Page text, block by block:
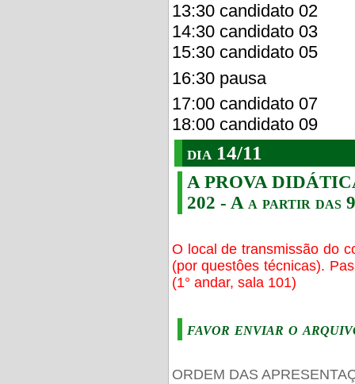
13:30 candidato 02
14:30 candidato 03
15:30 candidato 05
16:30 pausa
17:00 candidato 07
18:00 candidato 09
dia 14/11
A PROVA
202 - A a partir das
O local de transmissão do
(por questôes técnicas).
(1° andar, sala 101)
favor enviar o
ORDEM DAS